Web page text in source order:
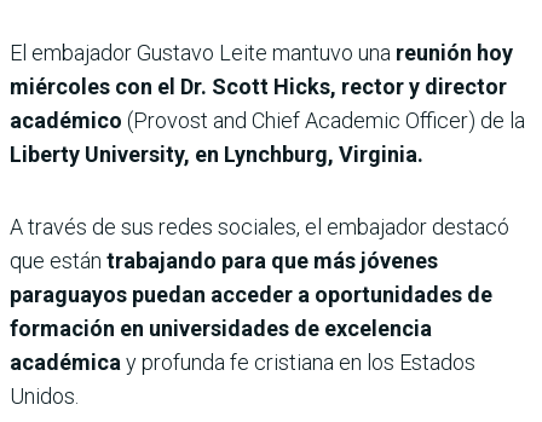
El embajador Gustavo Leite mantuvo una reunión hoy
miércoles con el Dr. Scott Hicks, rector y director
académico (Provost and Chief Academic Officer) de la
Liberty University, en Lynchburg, Virginia.
A través de sus redes sociales, el embajador destacó
que están trabajando para que más jóvenes
paraguayos puedan acceder a oportunidades de
formación en universidades de excelencia
académica y profunda fe cristiana en los Estados
Unidos.